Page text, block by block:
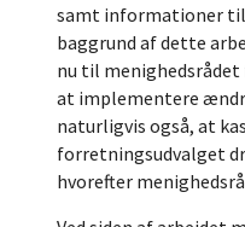
samt informationer til
baggrund af dette
nu til
at implementere
naturligvis også, at
forretningsudvalget
hvorefter